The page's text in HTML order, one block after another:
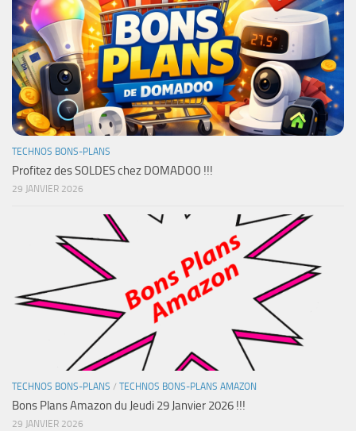
TECHNOS BONS-PLANS
Profitez des SOLDES chez DOMADOO !!!
29 JANVIER 2026
TECHNOS BONS-PLANS / TECHNOS BONS-PLANS AMAZON
Bons Plans Amazon du Jeudi 29 Janvier 2026 !!!
29 JANVIER 2026